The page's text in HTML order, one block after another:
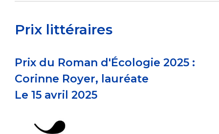
Prix littéraires
Prix du Roman d'Écologie 2025 :
Corinne Royer, lauréate
Le 15 avril 2025